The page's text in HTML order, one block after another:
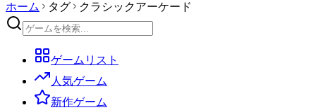
ホーム タグ クラシックアーケード
ゲームリスト
人気ゲーム
新作ゲーム